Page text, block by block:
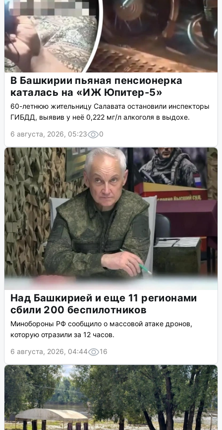
В Башкирии пьяная пенсионерка
каталась на «ИЖ Юпитер-5»
60-летнюю жительницу Салавата остановили инспекторы
ГИБДД, выявив у неё 0,222 мг/л алкоголя в выдохе.
6 августа, 2026, 05:23
0
Над Башкирией и еще 11 регионами
сбили 200 беспилотников
Минобороны РФ сообщило о массовой атаке дронов,
которую отразили за 12 часов.
6 августа, 2026, 04:44
16